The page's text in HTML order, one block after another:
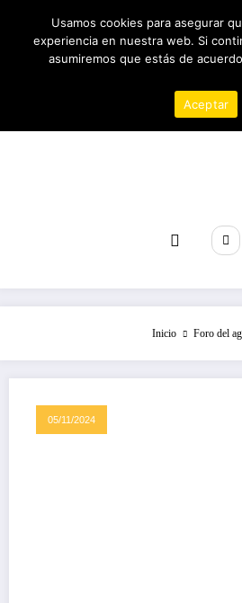
contenido
10/08/2026
Inicio Foro del
05/11/2024
Usamos cookies para asegurar
experiencia en nuestra web. Si
asumiremos que estás de
Aceptar